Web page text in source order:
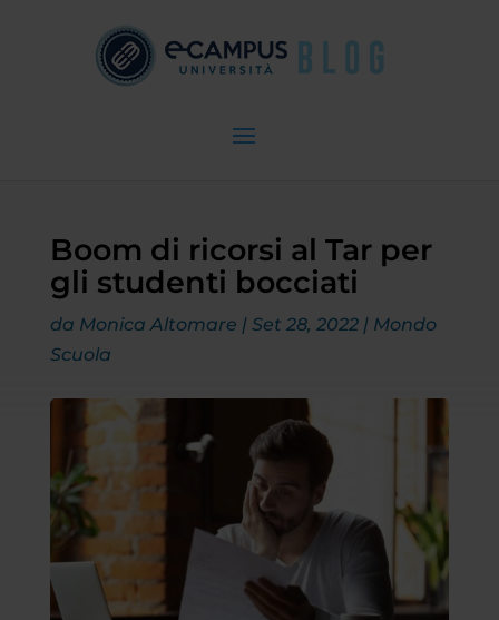
Boom di ricorsi al Tar per
gli studenti bocciati
da Monica Altomare | Set 28, 2022| Mondo
Scuola